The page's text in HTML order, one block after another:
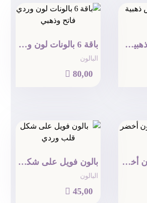
بالونات لاتكس ذهبية كروم باقة 6 بالونات لون وردي فاتح وذهبي
البالون
 80,00
بالون لاتكس لون أخضر ( 6 ) بالون فويل على شكل قلب وردي
البالون
 45,00